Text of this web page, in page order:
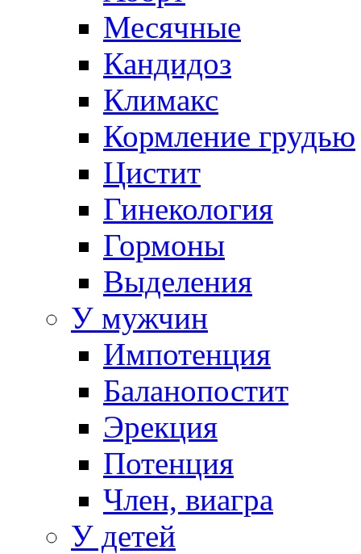
Месячные
Кандидоз
Климакс
Кормление грудью
Цистит
Гинекология
Гормоны
Выделения
У мужчин
Импотенция
Баланопостит
Эрекция
Потенция
Член, виагра
У детей